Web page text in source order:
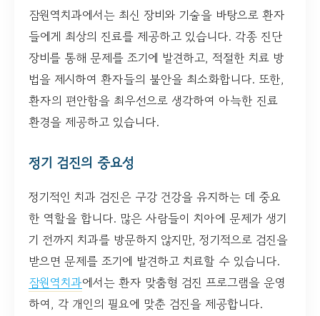
잠원역치과에서는 최신 장비와 기술을 바탕으로 환자
들에게 최상의 진료를 제공하고 있습니다. 각종 진단
장비를 통해 문제를 조기에 발견하고, 적절한 치료 방
법을 제시하여 환자들의 불안을 최소화합니다. 또한,
환자의 편안함을 최우선으로 생각하여 아늑한 진료
환경을 제공하고 있습니다.
정기 검진의 중요성
정기적인 치과 검진은 구강 건강을 유지하는 데 중요
한 역할을 합니다. 많은 사람들이 치아에 문제가 생기
기 전까지 치과를 방문하지 않지만, 정기적으로 검진을
받으면 문제를 조기에 발견하고 치료할 수 있습니다.
잠원역치과에서는 환자 맞춤형 검진 프로그램을 운영
하여, 각 개인의 필요에 맞춘 검진을 제공합니다.